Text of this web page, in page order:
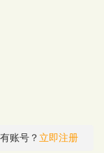
账号？ 立即注册